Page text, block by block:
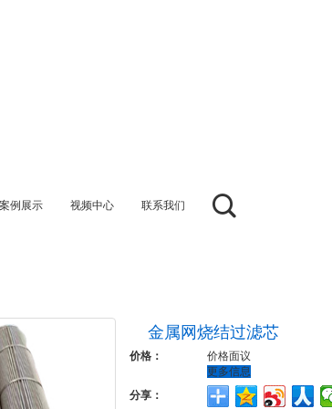
案例展示 视频中心 联系我们
金属网烧结过滤芯
价格：
价格面议
更多信息
分享：